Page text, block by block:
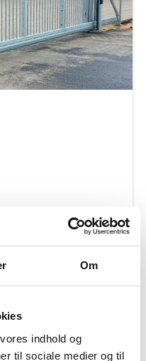
Om
indhold og
til sociale medier og til